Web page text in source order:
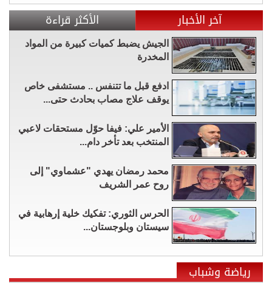
آخر الأخبار الأكثر قراءة
الجيش يضبط كميات كبيرة من المواد
المخدرة
ادفع قبل ما تتنفس .. مستشفى خاص
يوقف علاج مصاب بحادث حتى...
الأمير علي: فيفا حوّل مستحقات لاعبي
المنتخب بعد تأخر دام...
محمد رمضان يهدي "عشماوي" إلى
روح عمر الشريف
الحرس الثوري: تفكيك خلية إرهابية في
سيستان وبلوجستان...
رياضة وشباب